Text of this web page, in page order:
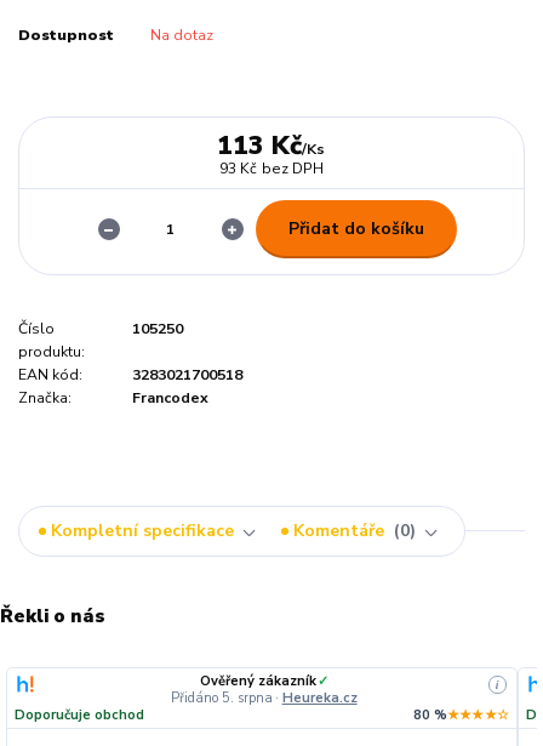
Dostupnost Na dotaz
113 Kč/Ks
93 Kč bez DPH
Přidat do košíku
Číslo
produktu:
105250
EAN kód:
3283021700518
Značka:
Francodex
Kompletní specifikace Komentáře 0
Řekli o nás
Ověřený zákazník✓
Přidáno 5. srpna · Heureka.cz
i
Doporučuje obchod 80 %★★★★☆